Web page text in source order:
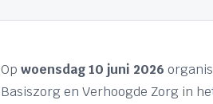
Op woensdag 10 juni 2026
Basiszorg en Verhoogde Zorg in